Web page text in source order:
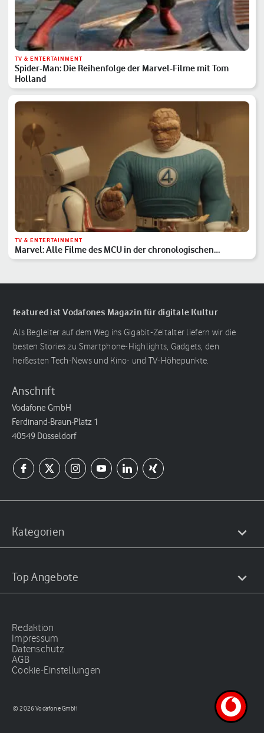
TV & ENTERTAINMENT
Spider-Man: Die Reihenfolge der Marvel-Filme mit Tom
Holland
TV & ENTERTAINMENT
Marvel: Alle Filme des MCU in der chronologischen
Reihenfolge
featured ist Vodafones Magazin für digitale Kultur
Als Begleiter auf dem Weg ins Gigabit-Zeitalter liefern wir die
besten Stories zu Smartphone-Highlights, Gadgets, den
heißesten Tech-News und Kino- und TV-Höhepunkte.
Anschrift
Vodafone GmbH
Ferdinand-Braun-Platz 1
40549 Düsseldorf
Kategorien
Top Angebote
Redaktion
Impressum
Datenschutz
AGB
Cookie-Einstellungen
© 2026 Vodafone GmbH